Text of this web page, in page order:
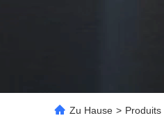
Zu Hause > Produits